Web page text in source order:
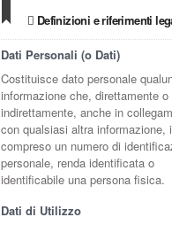
Definizioni e riferimenti
Dati Personali (o Dati)
Costituisce dato personale
informazione che, direttamente o
indirettamente, anche in
con qualsiasi altra informazione,
compreso un numero di
personale, renda identificata o
identificabile una persona fisica.
Dati di Utilizzo